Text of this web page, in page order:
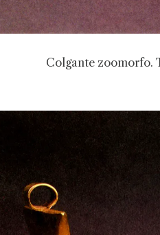
Colgante zoomorfo.